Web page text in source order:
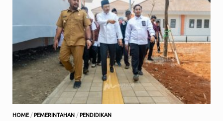
HOME /PEMERINTAHAN /PENDIDIKAN